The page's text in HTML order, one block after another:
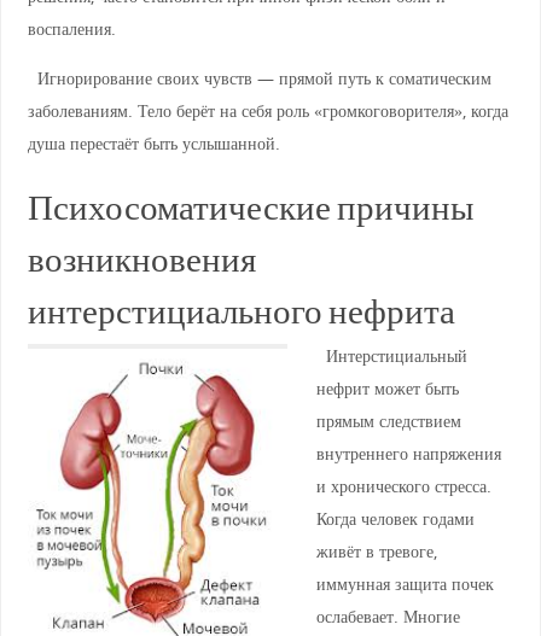
воспаления.
Игнорирование своих чувств — прямой путь к соматическим
заболеваниям. Тело берёт на себя роль «громкоговорителя», когда
душа перестаёт быть услышанной.
Психосоматические причины
возникновения
интерстициального нефрита
Интерстициальный
нефрит может быть
прямым следствием
внутреннего напряжения
и хронического стресса.
Когда человек годами
живёт в тревоге,
иммунная защита почек
ослабевает. Многие